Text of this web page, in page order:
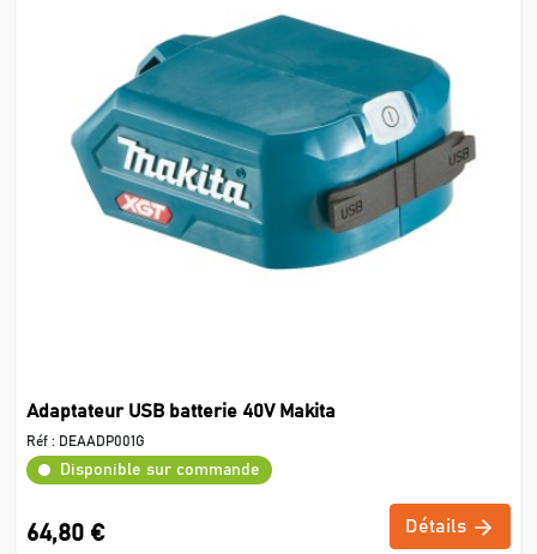
Adaptateur USB batterie 40V Makita
Réf : DEAADP001G
Disponible sur commande
64,80 € Détails